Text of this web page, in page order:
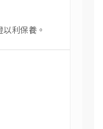
利保養。